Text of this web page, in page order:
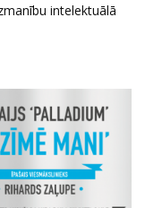
intelektuālā